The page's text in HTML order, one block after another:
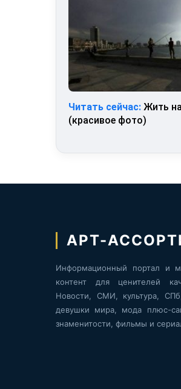
Читать сейчас: Жить
(красивое фото)
АРТ-
Информационный портал и
контент для ценителей
Новости, СМИ, культура,
девушки мира, мода плюс-
знаменитости, фильмы и